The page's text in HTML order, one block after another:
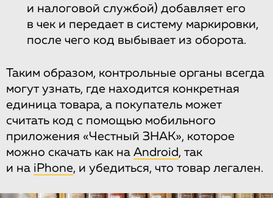
и налоговой службой) добавляет его
в чек и передает в систему маркировки,
после чего код выбывает из оборота.
Таким образом, контрольные органы всегда
могут узнать, где находится конкретная
единица товара, а покупатель может
считать код с помощью мобильного
приложения «Честный ЗНАК», которое
можно скачать как на Android, так
и на iPhone, и убедиться, что товар легален.